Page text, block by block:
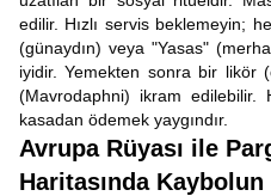
edilir. Hızlı servis beklemeyin;
(günaydın) veya "Yasas"
iyidir. Yemekten sonra bir likör
(Mavrodaphni) ikram edilebilir.
kasadan ödemek yaygındır.
Avrupa Rüyası ile
Haritasında Kaybolun